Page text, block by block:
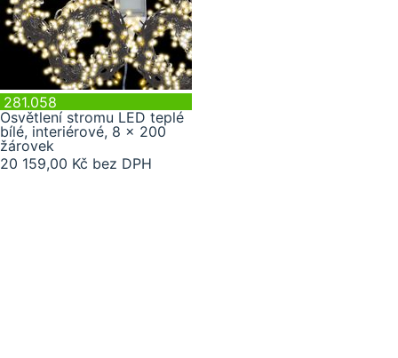
281.058
Osvětlení stromu LED teplé
bílé, interiérové, 8 x 200
žárovek
20 159,00 Kč bez DPH